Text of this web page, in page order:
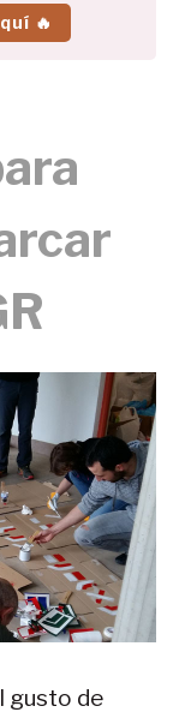
🔥
gusto de